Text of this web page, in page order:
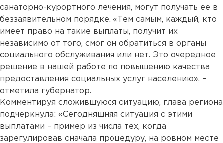
санаторно-курортного лечения, могут получать ее в
беззаявительном порядке. «Тем самым, каждый, кто
имеет право на такие выплаты, получит их
независимо от того, смог он обратиться в органы
социального обслуживания или нет. Это очередное
решение в нашей работе по повышению качества
предоставления социальных услуг населению», –
отметила губернатор.
Комментируя сложившуюся ситуацию, глава региона
подчеркнула: «Сегодняшняя ситуация с этими
выплатами – пример из числа тех, когда
зарегулировав сначала процедуру, на ровном месте